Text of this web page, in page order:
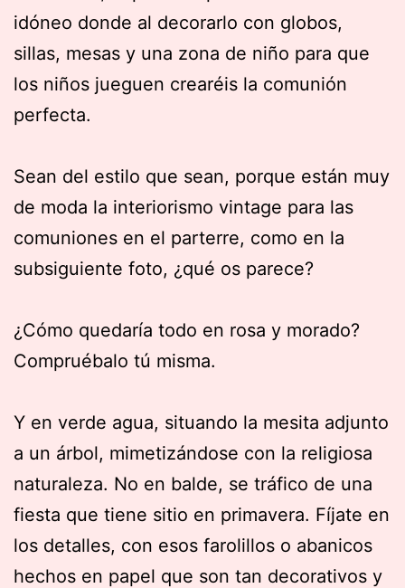
idóneo donde al decorarlo con globos,
sillas, mesas y una zona de niño para que
los niños jueguen crearéis la comunión
perfecta.
Sean del estilo que sean, porque están muy
de moda la interiorismo vintage para las
comuniones en el parterre, como en la
subsiguiente foto, ¿qué os parece?
¿Cómo quedaría todo en rosa y morado?
Compruébalo tú misma.
Y en verde agua, situando la mesita adjunto
a un árbol, mimetizándose con la religiosa
naturaleza. No en balde, se tráfico de una
fiesta que tiene sitio en primavera. Fíjate en
los detalles, con esos farolillos o abanicos
hechos en papel que son tan decorativos y